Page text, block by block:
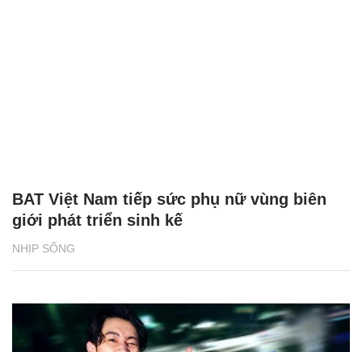
NHỊP SỐNG
BAT Việt Nam tiếp sức phụ nữ vùng biên
giới phát triển sinh kế